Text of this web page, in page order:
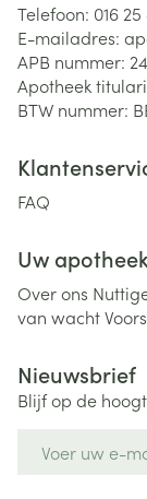
Telefoon: 016 25
E-mailadres:
APB nummer:
Apotheek
BTW nummer:
FAQ
Uw apotheek
Over ons
van wacht
Nieuwsbrief
Blijf op de